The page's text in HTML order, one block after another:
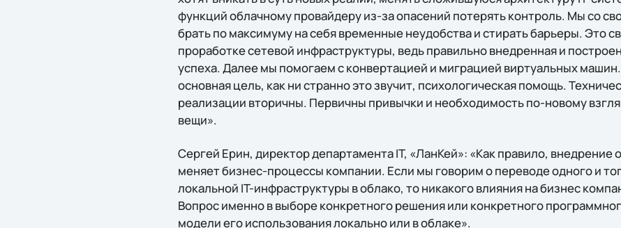
функций облачному провайдеру из-за опасений потерять контроль. Мы со
брать по максимуму на себя временные неудобства и стирать барьеры. Это
проработке сетевой инфраструктуры, ведь правильно внедренная и
успеха. Далее мы помогаем с конвертацией и миграцией виртуальных
основная цель, как ни странно это звучит, психологическая помощь.
реализации вторичны. Первичны привычки и необходимость по-новому
вещи».
Сергей Ерин, директор департамента IT, «ЛанКей»: «Как правило, внедрение
меняет бизнес-процессы компании. Если мы говорим о переводе одного и
локальной IT-инфраструктуры в облако, то никакого влияния на бизнес
Вопрос именно в выборе конкретного решения или конкретного
модели его использования локально или в облаке».